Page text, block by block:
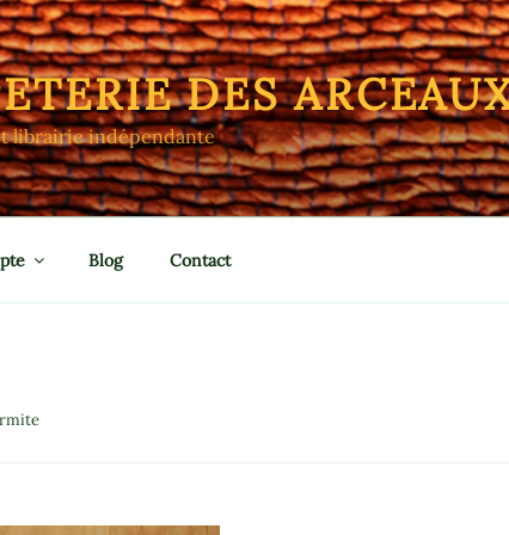
DES
librairie indépendante
Blog Contact